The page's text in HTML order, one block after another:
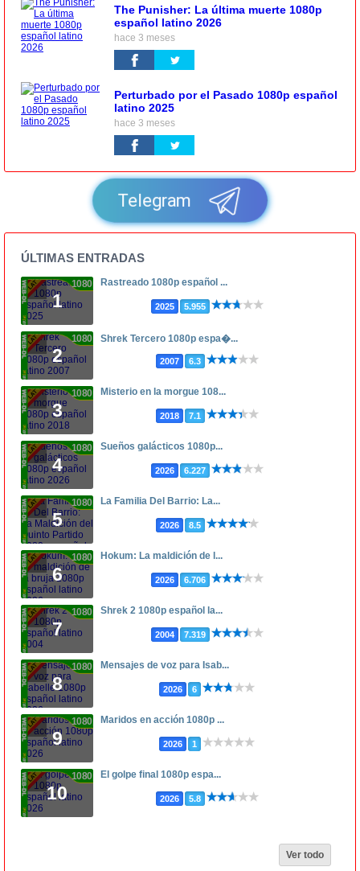
The Punisher: La última muerte 1080p
español latino 2026
hace 3 meses
Perturbado por el Pasado 1080p español
latino 2025
hace 3 meses
Telegram
ÚLTIMAS ENTRADAS
1
1080p Rastreado 1080p español ...
2025 5.955
2
1080p Shrek Tercero 1080p espa�...
2007 6.3
3
1080p Misterio en la morgue 108...
2018 7.1
4
1080p Sueños galácticos 1080p...
2026 6.227
5
1080p La Familia Del Barrio: La...
2026 8.5
6
1080p Hokum: La maldición de l...
2026 6.706
7
1080p Shrek 2 1080p español la...
2004 7.319
8
1080p Mensajes de voz para Isab...
2026 6
9
1080p Maridos en acción 1080p ...
2026 1
10
1080p El golpe final 1080p espa...
2026 5.8
Ver todo